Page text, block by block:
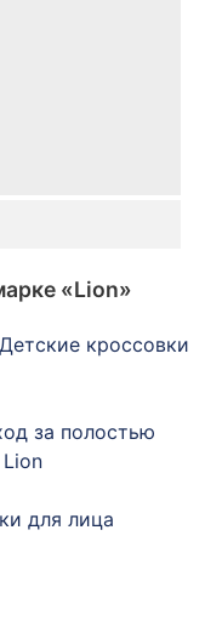
«Lion»
Детские кроссовки
за полостью
для лица